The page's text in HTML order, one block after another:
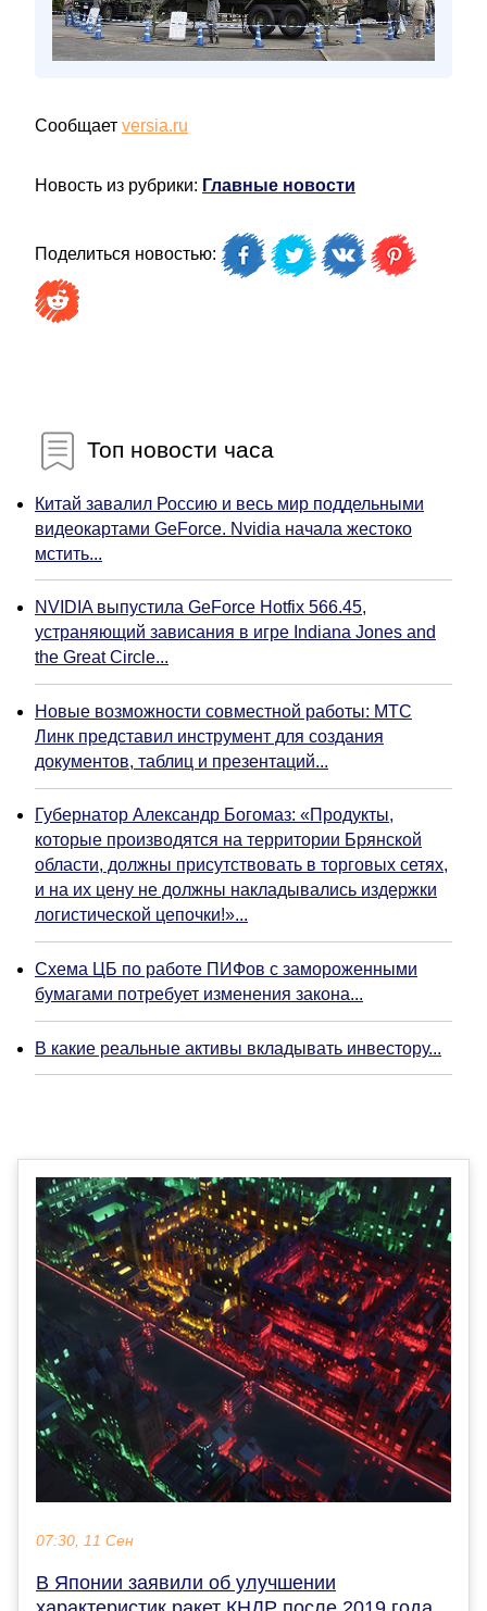
Сообщает versia.ru
Новость из рубрики: Главные новости
Поделиться новостью:
Топ новости часа
Китай завалил Россию и весь мир поддельными
видеокартами GeForce. Nvidia начала жестоко
мстить...
NVIDIA выпустила GeForce Hotfix 566.45,
устраняющий зависания в игре Indiana Jones and
the Great Circle...
Новые возможности совместной работы: МТС
Линк представил инструмент для создания
документов, таблиц и презентаций...
Губернатор Александр Богомаз: «Продукты,
которые производятся на территории Брянской
области, должны присутствовать в торговых сетях,
и на их цену не должны накладывались издержки
логистической цепочки!»...
Схема ЦБ по работе ПИФов с замороженными
бумагами потребует изменения закона...
В какие реальные активы вкладывать инвестору...
07:30, 11 Сен
В Японии заявили об улучшении